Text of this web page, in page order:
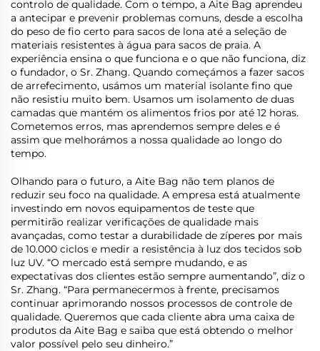
controlo de qualidade. Com o tempo, a Aite Bag aprendeu
a antecipar e prevenir problemas comuns, desde a escolha
do peso de fio certo para sacos de lona até a seleção de
materiais resistentes à água para sacos de praia. A
experiência ensina o que funciona e o que não funciona, diz
o fundador, o Sr. Zhang. Quando começámos a fazer sacos
de arrefecimento, usámos um material isolante fino que
não resistiu muito bem. Usamos um isolamento de duas
camadas que mantém os alimentos frios por até 12 horas.
Cometemos erros, mas aprendemos sempre deles e é
assim que melhorámos a nossa qualidade ao longo do
tempo.
Olhando para o futuro, a Aite Bag não tem planos de
reduzir seu foco na qualidade. A empresa está atualmente
investindo em novos equipamentos de teste que
permitirão realizar verificações de qualidade mais
avançadas, como testar a durabilidade de zíperes por mais
de 10.000 ciclos e medir a resistência à luz dos tecidos sob
luz UV. “O mercado está sempre mudando, e as
expectativas dos clientes estão sempre aumentando”, diz o
Sr. Zhang. “Para permanecermos à frente, precisamos
continuar aprimorando nossos processos de controle de
qualidade. Queremos que cada cliente abra uma caixa de
produtos da Aite Bag e saiba que está obtendo o melhor
valor possível pelo seu dinheiro.”